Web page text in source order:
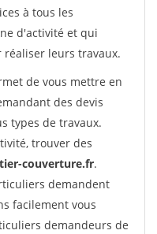
à tous les
d'activité et qui
leurs travaux.
de vous mettre en
des devis
types de travaux.
trouver des
couverture.fr.
demandent
facilement vous
demandeurs de